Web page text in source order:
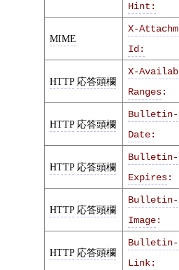
Hint:
MIME
X-
Id:
HTTP 応答頭欄
X-
Ranges:
HTTP 応答頭欄
Bulletin-
Date:
HTTP 応答頭欄
Bulletin-
Expires:
HTTP 応答頭欄
Bulletin-
Image:
HTTP 応答頭欄
Bulletin-
Link: